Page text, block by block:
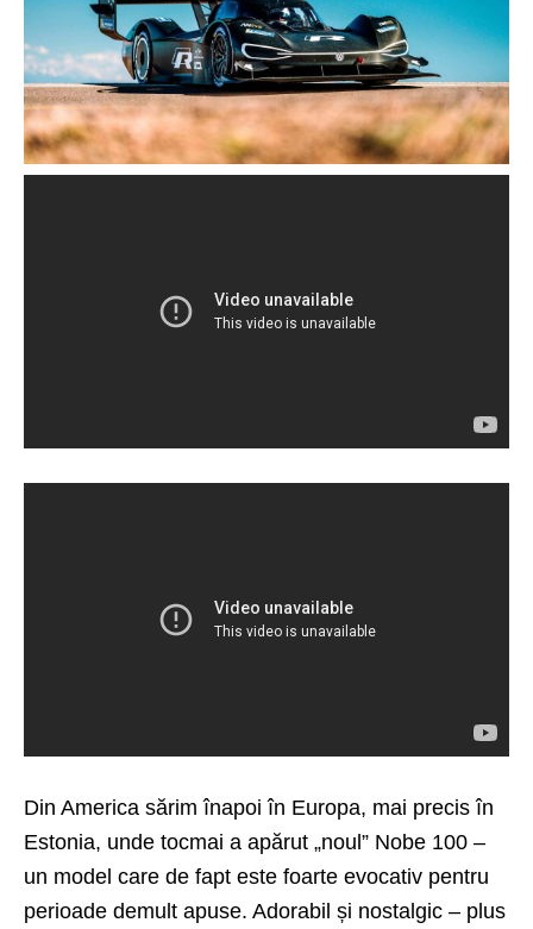
Din America sărim înapoi în Europa, mai precis în
Estonia, unde tocmai a apărut „noul” Nobe 100 –
un model care de fapt este foarte evocativ pentru
perioade demult apuse. Adorabil și nostalgic – plus